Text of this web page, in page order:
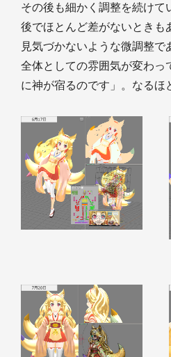
その後も細かく調整を続けて
後でほとんど差がないときも
見気づかないような微調整
全体としての雰囲気が変わっ
に神が宿るのです」。なるほ